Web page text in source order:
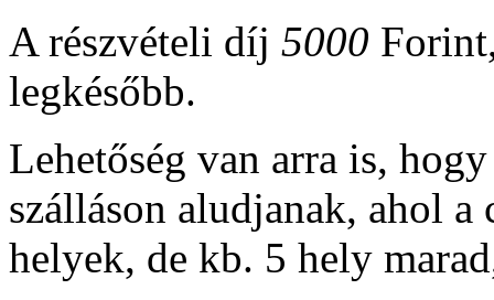
A részvételi díj 5000
legkésőbb.
Lehetőség van arra is,
szálláson aludjanak, ahol a
helyek, de kb. 5 hely